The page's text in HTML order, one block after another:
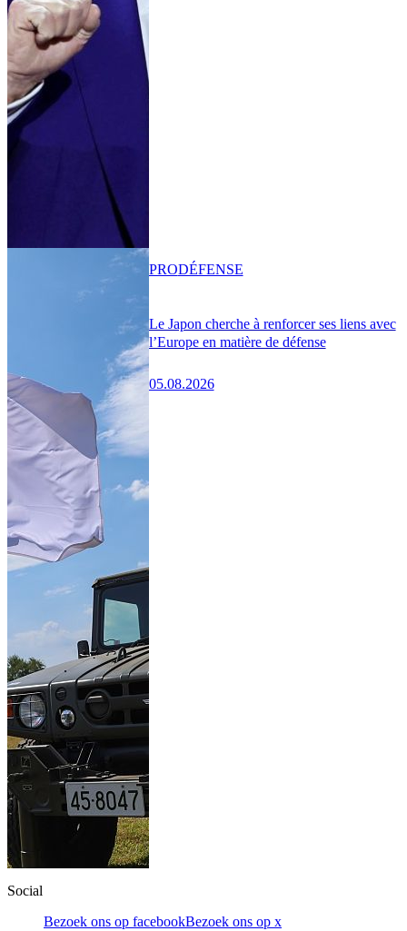
Le Japon cherche à renforcer ses liens avec
l’Europe en matière de défense
05.08.2026
PRODÉFENSE
Social
Bezoek ons op facebookBezoek ons op x